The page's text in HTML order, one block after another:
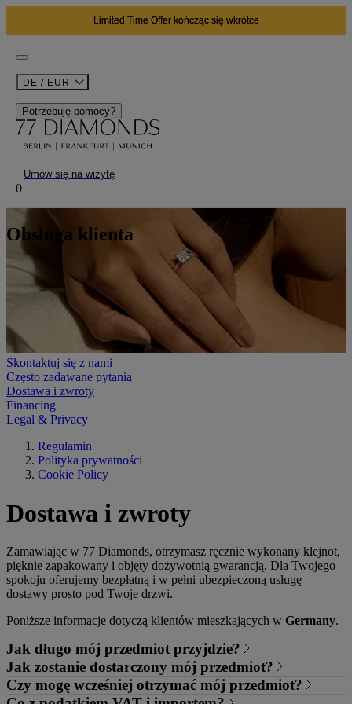
Limited Time Offer kończąc się wkrótce
DE / EUR
Potrzebuję pomocy?
Umów się na wizytę
0
Obsługa klienta
Skontaktuj się z nami
Często zadawane pytania
Dostawa i zwroty
Financing
Legal & Privacy
Regulamin
Polityka prywatności
Cookie Policy
Dostawa i zwroty
Zamawiając w 77 Diamonds, otrzymasz ręcznie wykonany klejnot,
pięknie zapakowany i objęty dożywotnią gwarancją. Dla Twojego
spokoju oferujemy bezpłatną i w pełni ubezpieczoną usługę
dostawy prosto pod Twoje drzwi.
Poniższe informacje dotyczą klientów mieszkających w Germany.
Jak długo mój przedmiot przyjdzie?
Aby uzyskać więcej informacji na temat czasu dostawy dla Twojej
lokalizacji,skontaktuj się z naszym działem obsługi klienta.
Jak zostanie dostarczony mój przedmiot?
Gdy Twój przedmiot będzie gotowy, wyślemy go za pośrednictwem
Czy mogę wcześniej otrzymać mój przedmiot?